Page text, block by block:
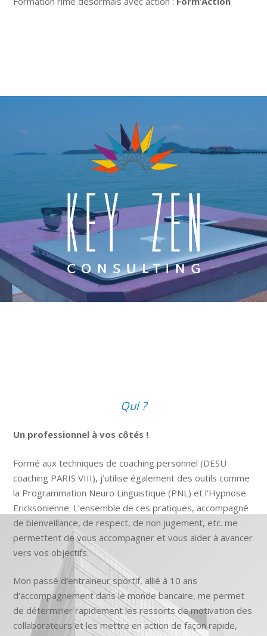
Qui ?
Un professionnel à vos côtés !
Formé aux techniques de coaching personnel (DESU
coaching PARIS VIII), j’utilise également des outils comme
la Programmation Neuro Linguistique (PNL) et l’Hypnose
Ericksonienne. L’ensemble de ces pratiques, accompagné
de bienveillance, de respect, de non jugement, etc. me
permettent de vous accompagner et vous aider à avancer
vers vos objectifs.
Mon passé d’entraineur sportif, allié à 10 ans
d’accompagnement dans le monde bancaire, me permet
de déterminer rapidement les ressorts de motivation des
collaborateurs et les mettre en action de façon rapide,